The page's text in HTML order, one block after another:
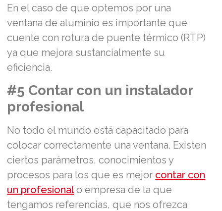
En el caso de que optemos por una
ventana de aluminio es importante que
cuente con rotura de puente térmico (RTP)
ya que mejora sustancialmente su
eficiencia.
#5 Contar con un instalador
profesional
No todo el mundo está capacitado para
colocar correctamente una ventana. Existen
ciertos parámetros, conocimientos y
procesos para los que es mejor contar con
un profesionalo empresa de la que
tengamos referencias, que nos ofrezca